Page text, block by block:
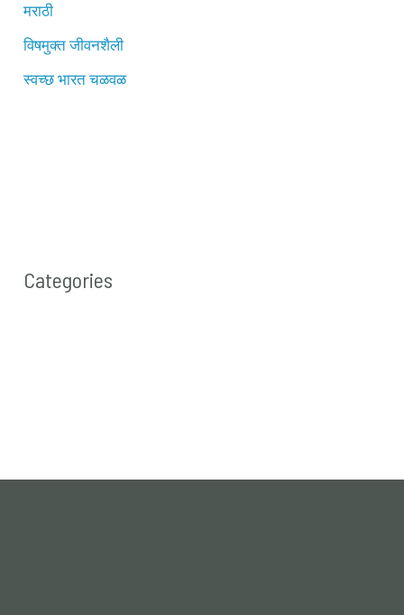
मराठी
विषमुक्त जीवनशैली
स्वच्छ भारत चळवळ
Categories